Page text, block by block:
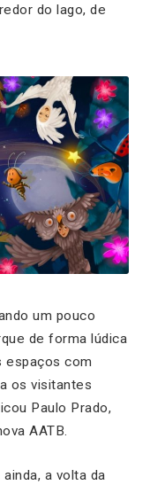
do lago, de
um pouco
de forma lúdica
espaços com
os visitantes
Paulo Prado,
AATB.
a volta da